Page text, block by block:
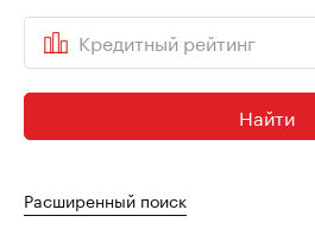
Кредитный рейтинг
Найти
Расширенный поиск